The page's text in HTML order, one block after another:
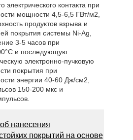
электрического контакта при
мощности 4,5-6,5 ГВт/м2,
продуктов взрыва и
покрытия системы Ni-Ag,
3-5 часов при
и последующую
электронно-пучковую
покрытия при
энергии 40-60 Дж/см2,
150-200 мкс и
нанесения
покрытий на основе